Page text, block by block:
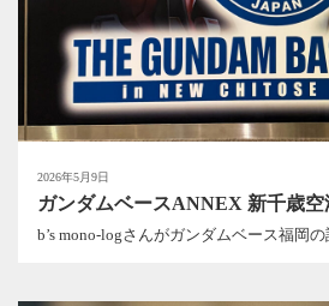
2026年5月9日
ガンダムベースANNEX 新千歳空
b’s mono-logさんがガンダムベース福岡